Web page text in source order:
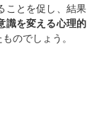
ことを促し、結果
識を変える心理的
のでしょう。